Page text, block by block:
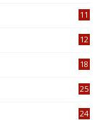
11
12
18
25
24